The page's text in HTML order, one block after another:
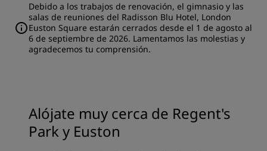
Debido a los trabajos de renovación, el gimnasio y las
salas de reuniones del Radisson Blu Hotel, London
Euston Square estarán cerrados desde el 1 de agosto al
6 de septiembre de 2026. Lamentamos las molestias y
agradecemos tu comprensión.
Alójate muy cerca de Regent's
Park y Euston